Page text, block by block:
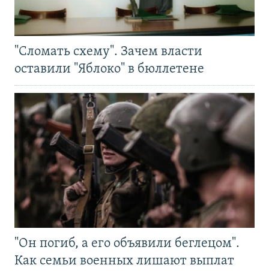
"Сломать схему". Зачем власти
оставили "Яблоко" в бюллетене
"Он погиб, а его объявили беглецом".
Как семьи военных лишают выплат